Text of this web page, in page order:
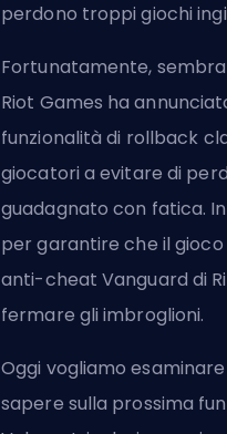
perdono troppi giochi
Fortunatamente,
Riot Games ha
funzionalità di rollback
giocatori a evitare di
guadagnato con fatica.
per garantire che il
anti-cheat Vanguard di
fermare gli imbroglioni.
Oggi vogliamo
sapere sulla prossima